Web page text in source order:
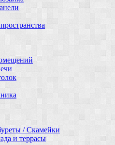
/ Скамейки
и террасы